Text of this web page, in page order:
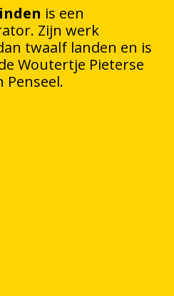
is een
Zijn werk
twaalf landen en is
Woutertje Pieterse
Penseel.